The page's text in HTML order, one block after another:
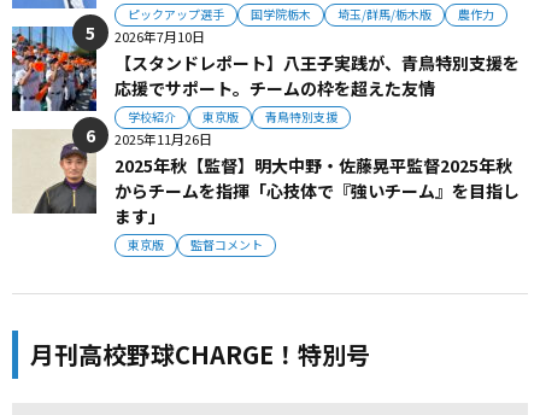
ピックアップ選手 国学院栃木 埼玉/群馬/栃木版 農作力
2026年7月10日
【スタンドレポート】八王子実践が、青鳥特別支援を
応援でサポート。チームの枠を超えた友情
学校紹介 東京版 青鳥特別支援
2025年11月26日
2025年秋【監督】明大中野・佐藤晃平監督2025年秋
からチームを指揮「心技体で『強いチーム』を目指し
ます」
東京版 監督コメント
月刊高校野球CHARGE！特別号